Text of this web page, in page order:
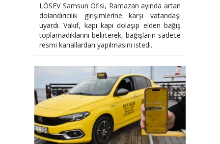
LÖSEV Samsun Ofisi, Ramazan ayında artan
dolandırıcılık girişimlerine karşı vatandaşı
uyardı. Vakıf, kapı kapı dolaşıp elden bağış
toplamadıklarını belirterek, bağışların sadece
resmi kanallardan yapılmasını istedi.